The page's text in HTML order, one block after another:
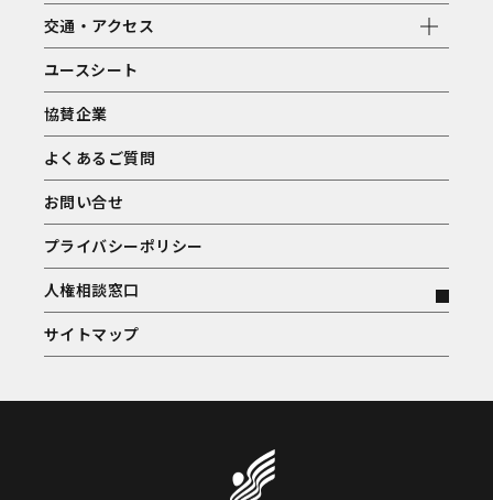
交通・アクセス
ユースシート
協賛企業
よくあるご質問
お問い合せ
プライバシーポリシー
人権相談窓口
サイトマップ